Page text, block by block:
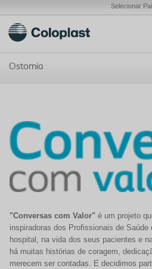
Selecionar
Ostomia
"Conversas com Valor" é um projeto
inspiradoras dos Profissionais de
hospital, na vida dos seus pacientes e
há muitas histórias de coragem,
merecem ser contadas. E decidimos